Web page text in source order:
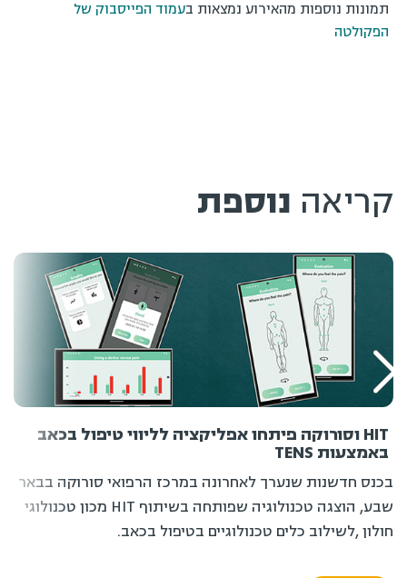
תמונות נוספות מהאירוע נמצאות בעמוד הפייסבוק של
הפקולטה
קריאה נוספת
HIT וסורוקה פיתחו אפליקציה לליווי טיפול בכאב
באמצעות TENS
בכנס חדשנות שנערך לאחרונה במרכז הרפואי סורוקה בבאר
שבע, הוצגה טכנולוגיה שפותחה בשיתוף HIT מכון טכנולוגי
חולון ,לשילוב כלים טכנולוגיים בטיפול בכאב.